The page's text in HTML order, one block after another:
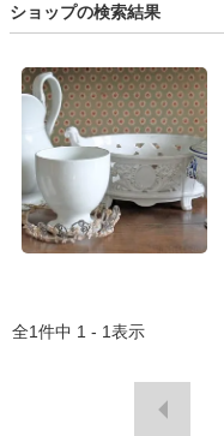
ショップの検索結果
全1件中 1 - 1表示